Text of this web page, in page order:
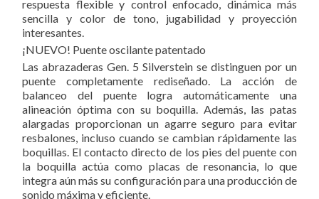
respuesta flexible y control enfocado, dinámica más
sencilla y color de tono, jugabilidad y proyección
interesantes.
¡NUEVO! Puente oscilante patentado
Las abrazaderas Gen. 5 Silverstein se distinguen por un
puente completamente rediseñado. La acción de
balanceo del puente logra automáticamente una
alineación óptima con su boquilla. Además, las patas
alargadas proporcionan un agarre seguro para evitar
resbalones, incluso cuando se cambian rápidamente las
boquillas. El contacto directo de los pies del puente con
la boquilla actúa como placas de resonancia, lo que
integra aún más su configuración para una producción de
sonido máxima y eficiente.